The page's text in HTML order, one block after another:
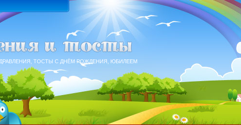
ТОСТЫ С ДНЁМ РОЖДЕНИЯ, ЮБИЛЕЕМ